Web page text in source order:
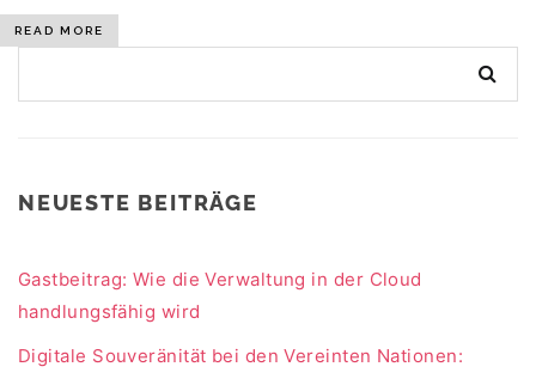
READ MORE
NEUESTE BEITRÄGE
Gastbeitrag: Wie die Verwaltung in der Cloud
handlungsfähig wird
Digitale Souveränität bei den Vereinten Nationen: